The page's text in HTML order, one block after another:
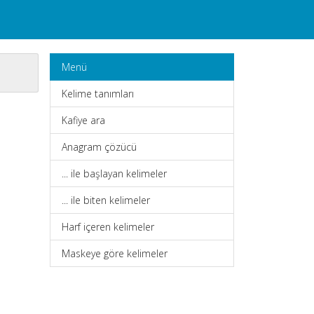
Menü
Kelime tanımları
Kafiye ara
Anagram çözücü
... ile başlayan kelimeler
... ile biten kelimeler
Harf içeren kelimeler
Maskeye göre kelimeler